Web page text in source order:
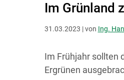
Im Grünland
31.03.2023 | von Ing.
Im Frühjahr sollten
Ergrünen